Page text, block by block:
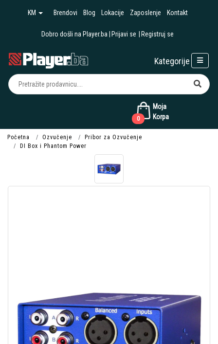
KM Brendovi Blog Lokacije Zaposlenje Kontakt
Dobro došli na Player.ba Prijavi se Registruj se
Moja
Korpa
0
Kategorije
Početna Ozvučenje
Pribor za Ozvučenje
DI Box i Phantom Power